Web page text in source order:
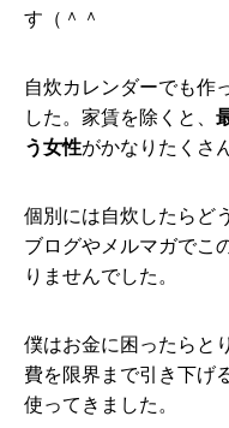
す（＾＾
自炊カレンダーでも作
した。家賃を除くと、
う女性がかなりたくさ
個別には自炊したらど
ブログやメルマガでこ
りませんでした。
僕はお金に困ったらと
費を限界まで引き下げ
使ってきました。